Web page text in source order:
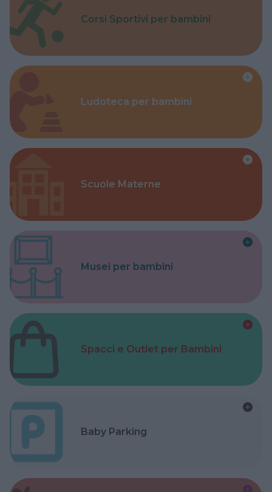
Corsi Sportivi per bambini
Ludoteca per bambini
Scuole Materne
Musei per bambini
Spacci e Outlet per Bambini
Baby Parking